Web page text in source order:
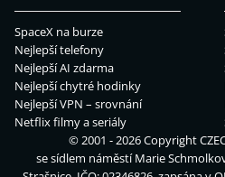
SpaceX na burze
Nejlepší telefony
Nejlepší AI zdarma
Nejlepší chytré hodinky
Nejlepší VPN – srovnání
Netflix filmy a seriály
© 2001 - 2026 Copyright
se sídlem náměstí Marie